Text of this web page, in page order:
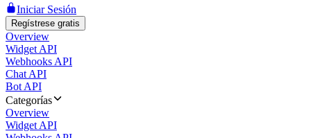
Iniciar Sesión
Regístrese gratis
Overview
Widget API
Webhooks API
Chat API
Bot API
Categorías
Overview
Widget API